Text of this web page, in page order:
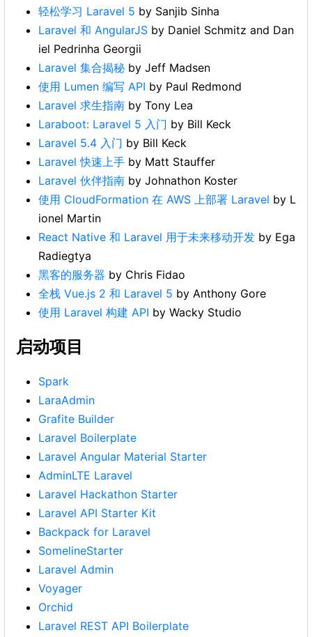
轻松学习 Laravel 5 by Sanjib Sinha
Laravel 和 AngularJS by Daniel Schmitz and Dan
iel Pedrinha Georgii
Laravel 集合揭秘 by Jeff Madsen
使用 Lumen 编写 API by Paul Redmond
Laravel 求生指南 by Tony Lea
Laraboot: Laravel 5 入门 by Bill Keck
Laravel 5.4 入门 by Bill Keck
Laravel 快速上手 by Matt Stauffer
Laravel 伙伴指南 by Johnathon Koster
使用 CloudFormation 在 AWS 上部署 Laravel by L
ionel Martin
React Native 和 Laravel 用于未来移动开发 by Ega
Radiegtya
黑客的服务器 by Chris Fidao
全栈 Vue.js 2 和 Laravel 5 by Anthony Gore
使用 Laravel 构建 API by Wacky Studio
启动项目
Spark
LaraAdmin
Grafite Builder
Laravel Boilerplate
Laravel Angular Material Starter
AdminLTE Laravel
Laravel Hackathon Starter
Laravel API Starter Kit
Backpack for Laravel
SomelineStarter
Laravel Admin
Voyager
Orchid
Laravel REST API Boilerplate